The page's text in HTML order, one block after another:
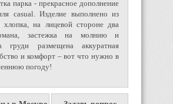
парка - прекрасное дополнение
casual. Изделие выполнено из
хлопка, на лицевой стороне два
застежка на молнию и
груди размещена аккуратная
и комфорт – вот что нужно в
погоду!